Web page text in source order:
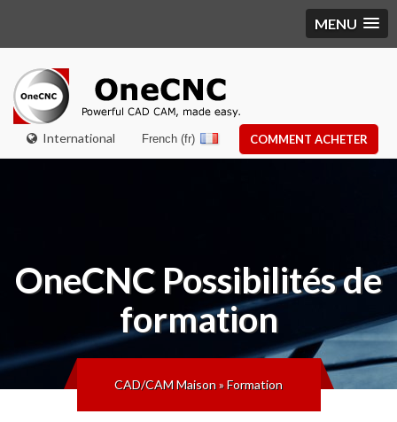
MENU
International COMMENT ACHETER
French (fr)
OneCNCPossibilités de
formation
CAD/CAM Maison»Formation